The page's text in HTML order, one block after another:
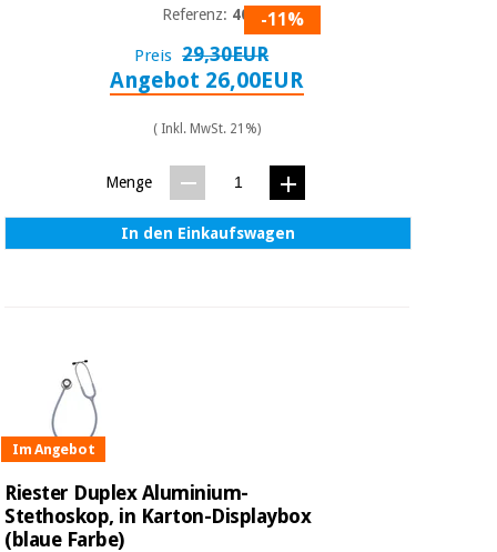
Chirurgische
Sanitärkleiderschränke
Veterinärmedizin
instrumente
(ausverkauf)
Referenz: 4051-11%
Preis 29,30EUR
Angebot 26,00EUR
( Inkl. MwSt. 21%)
Menge
In den Einkaufswagen
Im Angebot
Riester Duplex Aluminium-
Stethoskop, in Karton-Displaybox
(blaue Farbe)